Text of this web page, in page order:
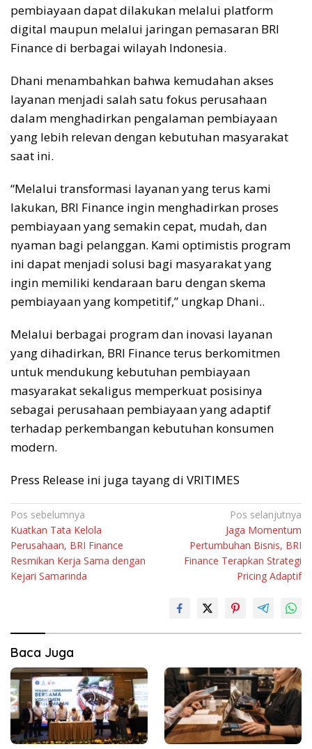
pembiayaan dapat dilakukan melalui platform
digital maupun melalui jaringan pemasaran BRI
Finance di berbagai wilayah Indonesia.
Dhani menambahkan bahwa kemudahan akses
layanan menjadi salah satu fokus perusahaan
dalam menghadirkan pengalaman pembiayaan
yang lebih relevan dengan kebutuhan masyarakat
saat ini.
“Melalui transformasi layanan yang terus kami
lakukan, BRI Finance ingin menghadirkan proses
pembiayaan yang semakin cepat, mudah, dan
nyaman bagi pelanggan. Kami optimistis program
ini dapat menjadi solusi bagi masyarakat yang
ingin memiliki kendaraan baru dengan skema
pembiayaan yang kompetitif,” ungkap Dhani..
Melalui berbagai program dan inovasi layanan
yang dihadirkan, BRI Finance terus berkomitmen
untuk mendukung kebutuhan pembiayaan
masyarakat sekaligus memperkuat posisinya
sebagai perusahaan pembiayaan yang adaptif
terhadap perkembangan kebutuhan konsumen
modern.
Press Release ini juga tayang di VRITIMES
Navigasi
pos
Pos sebelumnya
Kuatkan Tata Kelola
Perusahaan, BRI Finance
Resmikan Kerja Sama dengan
Kejari Samarinda
Pos selanjutnya
Jaga Momentum
Pertumbuhan Bisnis, BRI
Finance Terapkan Strategi
Pricing Adaptif
Baca Juga